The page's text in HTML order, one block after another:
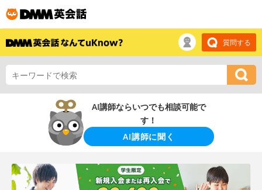
質問する
AI講師ならいつでも相談可能で
す！
AI講師に聞く